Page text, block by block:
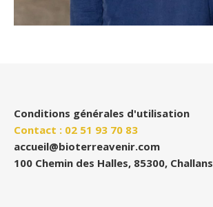
Conditions générales d'utilisation
Contact : 02 51 93 70 83
accueil@bioterreavenir.com
100 Chemin des Halles, 85300, Challans